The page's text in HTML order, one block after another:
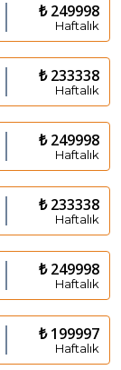
₺ 249998
Haftalık
₺ 233338
Haftalık
₺ 249998
Haftalık
₺ 233338
Haftalık
₺ 249998
Haftalık
₺ 199997
Haftalık